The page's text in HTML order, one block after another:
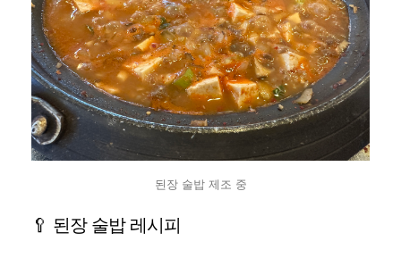
된장 술밥 제조 중
🥄 된장 술밥 레시피